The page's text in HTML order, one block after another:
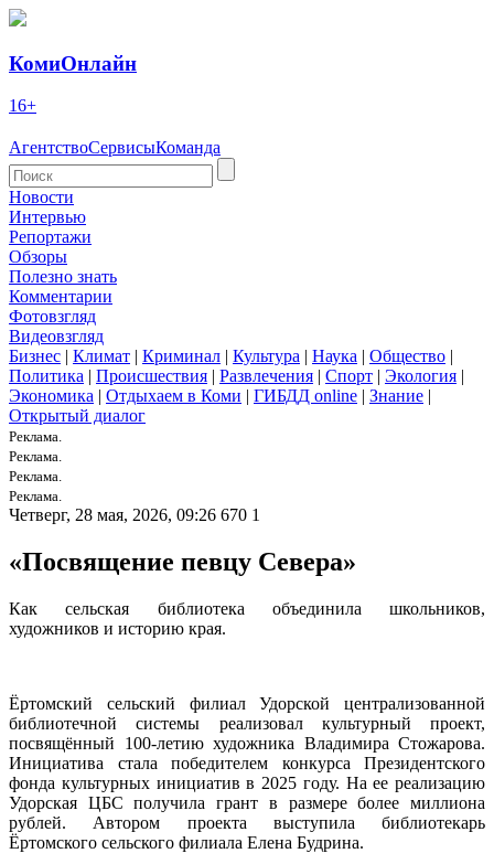
КомиОнлайн
16+
АгентствоСервисыКоманда
Новости
Интервью
Репортажи
Обзоры
Полезно знать
Комментарии
Фотовзгляд
Видеовзгляд
Бизнес | Климат | Криминал | Культура | Наука | Общество |
Политика | Происшествия | Развлечения | Спорт | Экология |
Экономика | Отдыхаем в Коми | ГИБДД online | Знание |
Открытый диалог
Реклама.
Реклама.
Реклама.
Реклама.
Четверг, 28 мая, 2026, 09:26 670 1
«Посвящение певцу Севера»
Как сельская библиотека объединила школьников,
художников и историю края.
Ёртомский сельский филиал Удорской централизованной
библиотечной системы реализовал культурный проект,
посвящённый 100-летию художника Владимира Стожарова.
Инициатива стала победителем конкурса Президентского
фонда культурных инициатив в 2025 году. На ее реализацию
Удорская ЦБС получила грант в размере более миллиона
рублей. Автором проекта выступила библиотекарь
Ёртомского сельского филиала Елена Будрина.